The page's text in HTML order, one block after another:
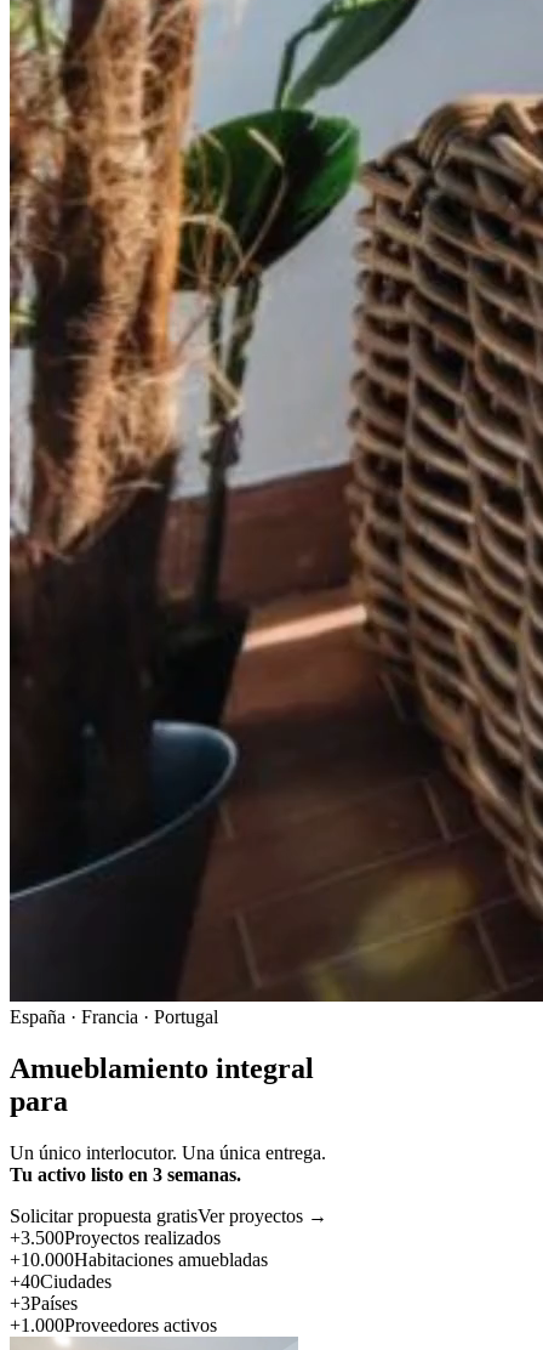
España · Francia · Portugal
Amueblamiento integral
para
Un único interlocutor. Una única entrega.
Tu activo listo en 3 semanas.
Solicitar propuesta gratisVer proyectos →
+3.500Proyectos realizados
+10.000Habitaciones amuebladas
+40Ciudades
+3Países
+1.000Proveedores activos